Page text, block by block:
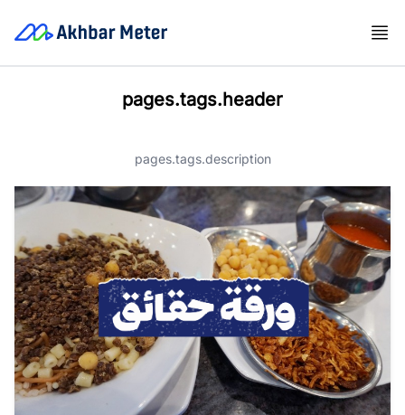
pages.tags.header
pages.tags.description